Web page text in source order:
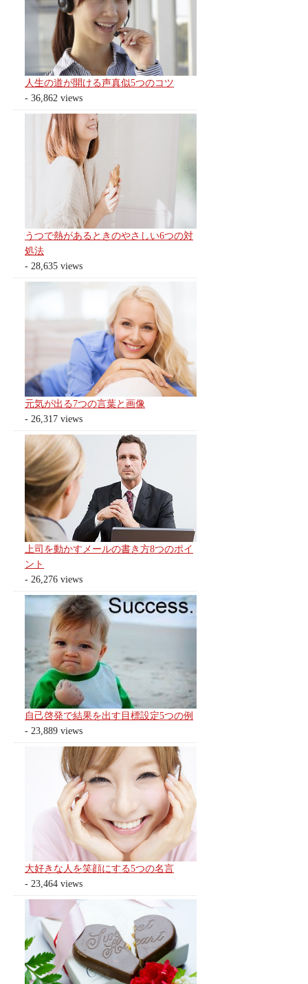
人生の道が開ける声真似5つのコツ
- 36,862 views
うつで熱があるときのやさしい6つの対
処法
- 28,635 views
元気が出る7つの言葉と画像
- 26,317 views
上司を動かすメールの書き方8つのポイ
ント
- 26,276 views
自己啓発で結果を出す目標設定5つの例
- 23,889 views
大好きな人を笑顔にする5つの名言
- 23,464 views